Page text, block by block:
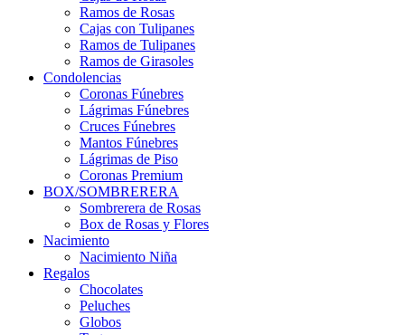
Ramos de Rosas
Cajas con Tulipanes
Ramos de Tulipanes
Ramos de Girasoles
Condolencias
Coronas Fúnebres
Lágrimas Fúnebres
Cruces Fúnebres
Mantos Fúnebres
Lágrimas de Piso
Coronas Premium
BOX/SOMBRERERA
Sombrerera de Rosas
Box de Rosas y Flores
Nacimiento
Nacimiento Niña
Regalos
Chocolates
Peluches
Globos